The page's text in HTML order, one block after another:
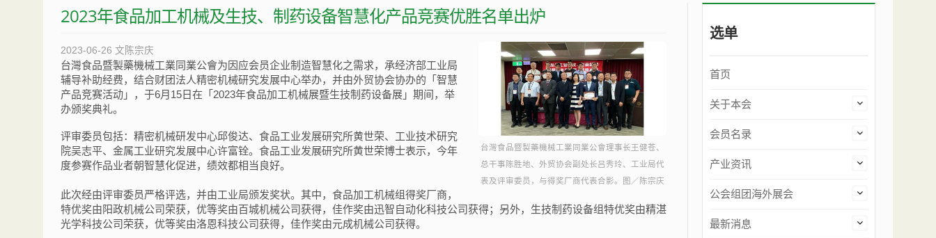
2023年食品加工机械及生技、制药设备智慧化产品竞赛优胜名单出炉
2023-06-26 文陈宗庆
台灣食品暨製藥機械工業同業公會理事长王健苍、
总干事陈胜地、外贸协会副处长吕秀玲、工业局代
表及评审委员，与得奖厂商代表合影。图／陈宗庆
台灣食品暨製藥機械工業同業公會为因应会员企业制造智慧化之需求，承经济部工业局
辅导补助经费，结合财团法人精密机械研究发展中心举办，并由外贸协会协办的「智慧
产品竞赛活动」，于6月15日在「2023年食品加工机械展暨生技制药设备展」期间，举
办颁奖典礼。
评审委员包括：精密机械研发中心邱俊达、食品工业发展研究所黄世荣、工业技术研究
院吴志平、金属工业研究发展中心许富铨。食品工业发展研究所黄世荣博士表示，今年
度参赛作品业者朝智慧化促进，绩效都相当良好。
此次经由评审委员严格评选，并由工业局颁发奖状。其中，食品加工机械组得奖厂商，
特优奖由阳政机械公司荣获，优等奖由百城机械公司获得，佳作奖由迅智自动化科技公司获得；另外，生技制药设备组特优奖由精湛
光学科技公司荣获，优等奖由洛恩科技公司获得，佳作奖由元成机械公司获得。
选单
首页
关于本会
会员名录
产业资讯
公会组团海外展会
最新消息